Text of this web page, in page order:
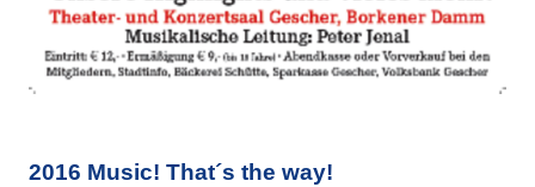
2016 Music! That´s the way!